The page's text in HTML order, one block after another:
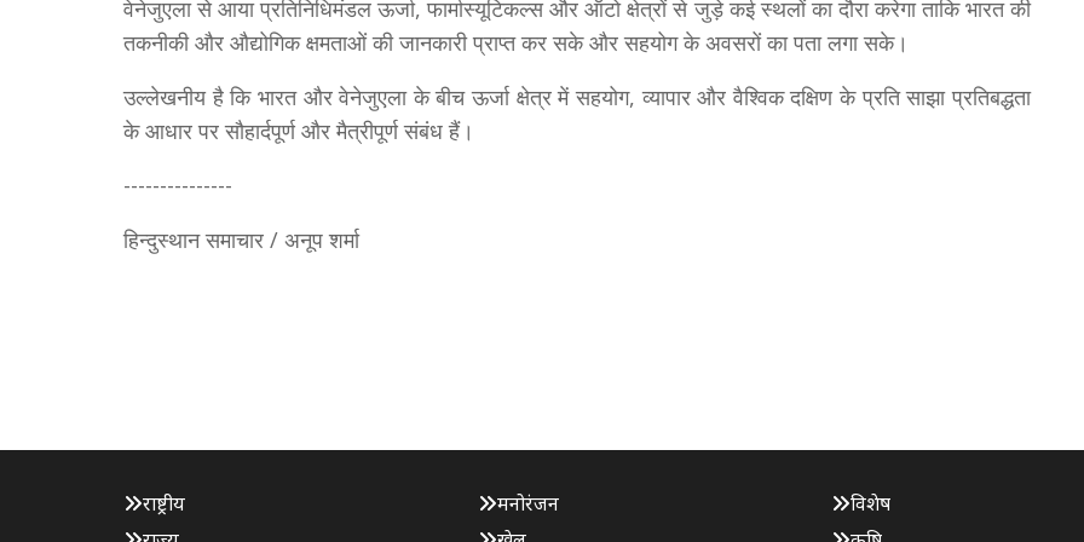
वेनेजुएला से आया प्रतिनिधिमंडल ऊर्जा, फार्मास्यूटिकल्स और ऑटो क्षेत्रों से जुड़े कई स्थलों का दौरा करेगा ताकि भारत की
तकनीकी और औद्योगिक क्षमताओं की जानकारी प्राप्त कर सके और सहयोग के अवसरों का पता लगा सके।
उल्लेखनीय है कि भारत और वेनेजुएला के बीच ऊर्जा क्षेत्र में सहयोग, व्यापार और वैश्विक दक्षिण के प्रति साझा प्रतिबद्धता
के आधार पर सौहार्दपूर्ण और मैत्रीपूर्ण संबंध हैं।
---------------
हिन्दुस्थान समाचार / अनूप शर्मा
राष्ट्रीय
मनोरंजन
विशेष